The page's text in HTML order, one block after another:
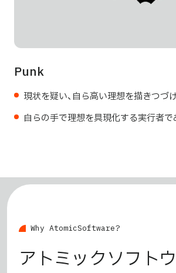
Punk
現状を疑い、自ら高い理想を描きつづ
自らの手で理想を具現化する実行者で
Why AtomicSoftware?
アトミックソフト